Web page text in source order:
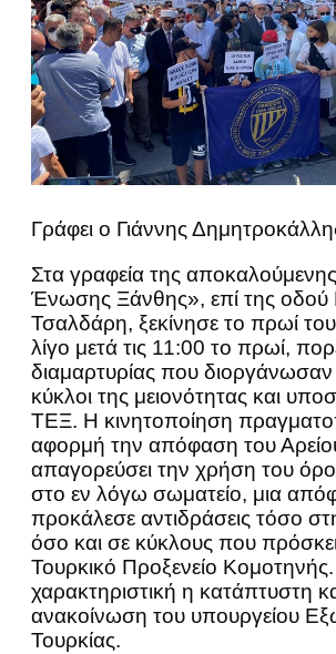
Γράφει ο Γιάννης
Στα γραφεία της
Ένωσης Ξάνθης», επί της
Τσαλδάρη, ξεκίνησε το πρωί
λίγο μετά τις 11:00 το πρωί,
διαμαρτυρίας που διοργάνωσαν
κύκλοι της μειονότητας και
ΤΕΞ. Η κινητοποίηση
αφορμή την απόφαση του
απαγορεύσει την χρήση του
στο εν λόγω σωματείο, μια
προκάλεσε αντιδράσεις τόσο
όσο και σε κύκλους που
Τουρκικό Προξενείο Κομοτηνής.
χαρακτηριστική η κατάπτυστη
ανακοίνωση του υπουργείου
Τουρκίας.